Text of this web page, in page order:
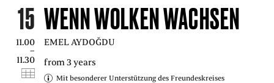
15
11.00
–
11.30
WENN WOLKEN WACHSEN
EMEL AYDOĞDU
from 3 years
Mit besonderer Unterstützung des Freundeskreises